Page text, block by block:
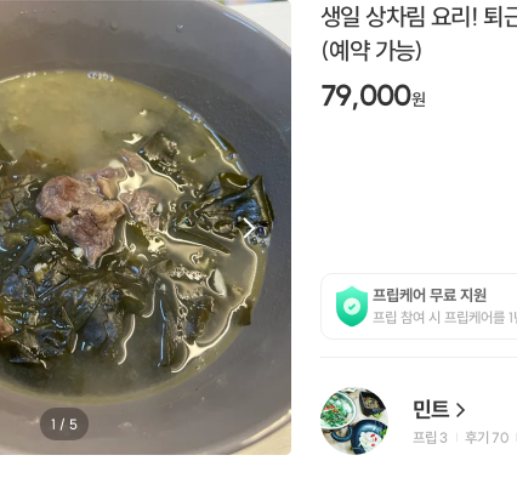
1 / 5
생일 상차림 요리! 퇴
(예약 가능)
79,000원
프립케어 무료 지원
프립 참여 시 프립케어를
민트
프립 3 후기 70